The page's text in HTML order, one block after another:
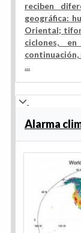
reciben
geográfica:
Oriental;
ciclones,
continuación,
...
Alarma